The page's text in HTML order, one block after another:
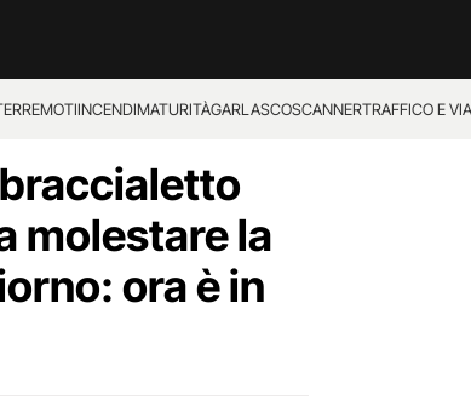
INCENDIMATURITÀGARLASCOSCANNERTRAFFICO E
molestare la
ora è in